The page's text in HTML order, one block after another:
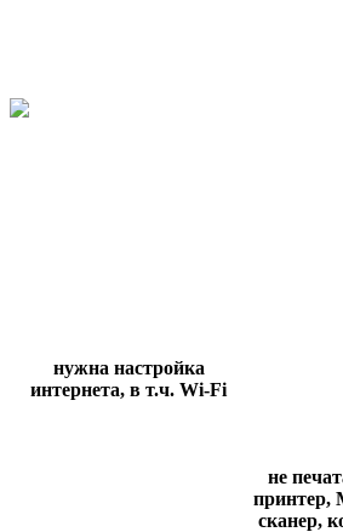
нужна настройка
интернета, в т.ч. Wi-Fi
не
сканер,